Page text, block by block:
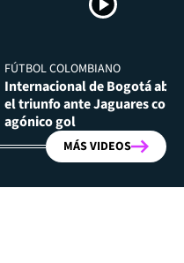
FÚTBOL COLOMBIANO
Internacional de Bogotá
el triunfo ante Jaguares con
agónico gol
MÁS VIDEOS